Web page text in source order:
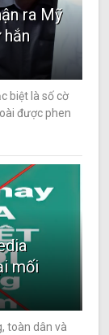
ra Mỹ
hắn
biệt là số cờ
được phen
mối
toàn dân và